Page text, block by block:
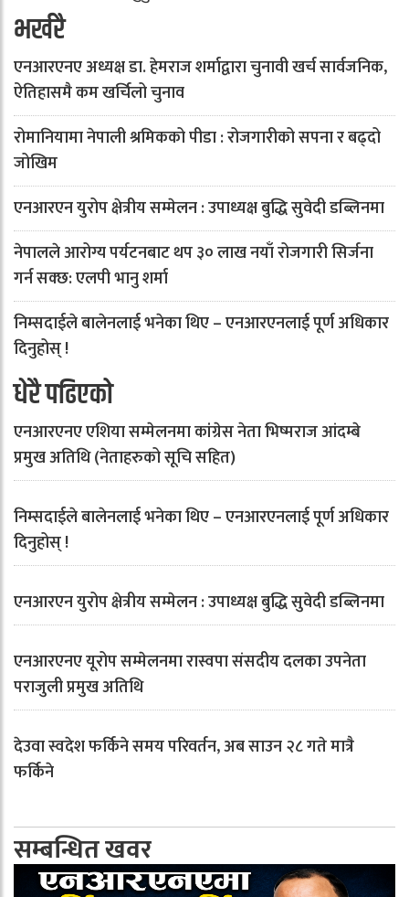
भर्खरै
एनआरएनए अध्यक्ष डा. हेमराज शर्माद्वारा चुनावी खर्च सार्वजनिक,
ऐतिहासमै कम खर्चिलो चुनाव
रोमानियामा नेपाली श्रमिकको पीडा : रोजगारीको सपना र बढ्दो
जोखिम
एनआरएन युरोप क्षेत्रीय सम्मेलन : उपाध्यक्ष बुद्धि सुवेदी डब्लिनमा
नेपालले आरोग्य पर्यटनबाट थप ३० लाख नयाँ रोजगारी सिर्जना
गर्न सक्छ: एलपी भानु शर्मा
निम्सदाईले बालेनलाई भनेका थिए – एनआरएनलाई पूर्ण अधिकार
दिनुहोस् !
धेरै पढिएको
एनआरएनए एशिया सम्मेलनमा कांग्रेस नेता भिष्मराज आंदम्बे
प्रमुख अतिथि (नेताहरुको सूचि सहित)
निम्सदाईले बालेनलाई भनेका थिए – एनआरएनलाई पूर्ण अधिकार
दिनुहोस् !
एनआरएन युरोप क्षेत्रीय सम्मेलन : उपाध्यक्ष बुद्धि सुवेदी डब्लिनमा
एनआरएनए यूरोप सम्मेलनमा रास्वपा संसदीय दलका उपनेता
पराजुली प्रमुख अतिथि
देउवा स्वदेश फर्किने समय परिवर्तन, अब साउन २८ गते मात्रै
फर्किने
सम्बन्धित खवर